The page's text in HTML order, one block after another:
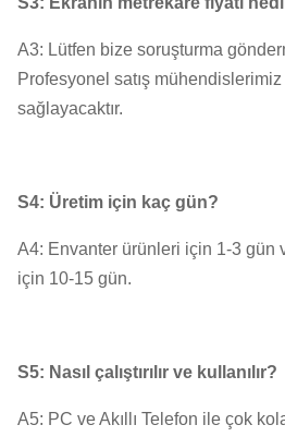
A3: Lütfen bize soruşturma
Profesyonel satış
sağlayacaktır.
S4: Üretim için kaç gün?
A4: Envanter ürünleri için 1-3 gün
için 10-15 gün.
S5: Nasıl çalıştırılır ve kullanılır?
A5: PC ve Akıllı Telefon ile çok